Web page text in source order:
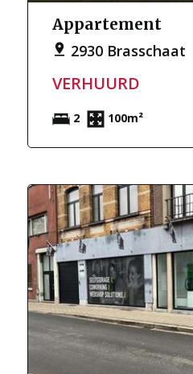
Appartement
2930 Brasschaat
VERHUURD
2 100m²